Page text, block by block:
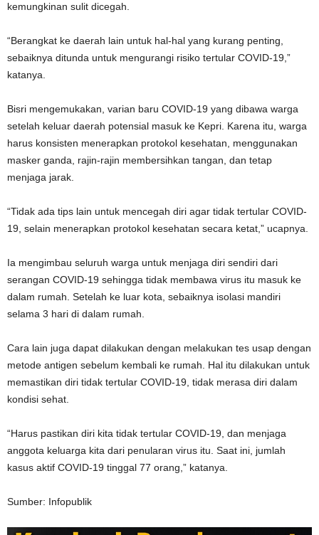
kemungkinan sulit dicegah.
“Berangkat ke daerah lain untuk hal-hal yang kurang penting,
sebaiknya ditunda untuk mengurangi risiko tertular COVID-19,”
katanya.
Bisri mengemukakan, varian baru COVID-19 yang dibawa warga
setelah keluar daerah potensial masuk ke Kepri. Karena itu, warga
harus konsisten menerapkan protokol kesehatan, menggunakan
masker ganda, rajin-rajin membersihkan tangan, dan tetap
menjaga jarak.
“Tidak ada tips lain untuk mencegah diri agar tidak tertular COVID-
19, selain menerapkan protokol kesehatan secara ketat,” ucapnya.
Ia mengimbau seluruh warga untuk menjaga diri sendiri dari
serangan COVID-19 sehingga tidak membawa virus itu masuk ke
dalam rumah. Setelah ke luar kota, sebaiknya isolasi mandiri
selama 3 hari di dalam rumah.
Cara lain juga dapat dilakukan dengan melakukan tes usap dengan
metode antigen sebelum kembali ke rumah. Hal itu dilakukan untuk
memastikan diri tidak tertular COVID-19, tidak merasa diri dalam
kondisi sehat.
“Harus pastikan diri kita tidak tertular COVID-19, dan menjaga
anggota keluarga kita dari penularan virus itu. Saat ini, jumlah
kasus aktif COVID-19 tinggal 77 orang,” katanya.
Sumber: Infopublik